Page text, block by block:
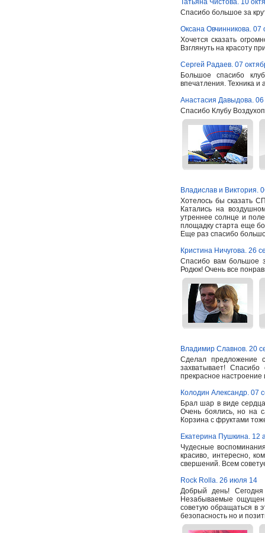
Татьяна Чистова. 10
Спасибо большое за
Оксана Овчинникова. 07
Хочется сказать
Взглянуть на красоту
Сергей Радаев. 07
Большое спасибо
впечатления. Техника и
Анастасия Давыдова. 06
Спасибо Клубу
Владислав и Виктория.
Хотелось бы сказать
Катались на
утреннее солнце и
площадку старта еще
Еще раз спасибо
Кристина Ничугова. 26
Спасибо вам большое
Родюк! Очень все
Владимир Славнов. 20
Сделал предложение
захватывает!
прекрасное
Колодин Александр. 07
Брал шар в виде
Очень боялись, но на
Корзина с фруктами
Екатерина Пушкина. 12
Чудесные
красиво, интересно,
свершений. Всем
Rock Rolla. 26 июля 14
Добрый день!
Незабываемые
советую обращаться в
безопасность но и